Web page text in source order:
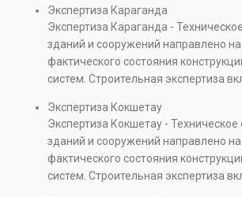
элементов и оценку
Услуга востребована при покупке
капитальном ремонте и
также при судебных
проверках.
Экспертиза Караганда
Экспертиза Караганда -
зданий и сооружений направлено
фактического состояния
систем. Строительная экспертиза
элементов и оценку
Услуга востребована при покупке
капитальном ремонте и
также при судебных
проверках.
Экспертиза Кокшетау
Экспертиза Кокшетау -
зданий и сооружений направлено
фактического состояния
систем. Строительная экспертиза